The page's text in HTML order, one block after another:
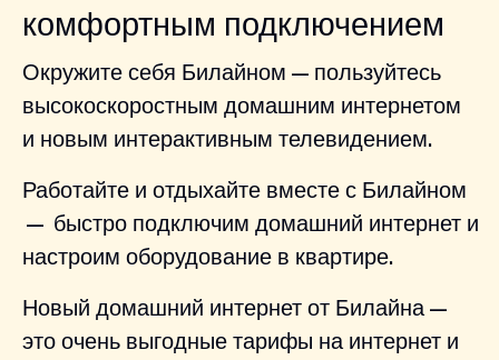
комфортным подключением
Окружите себя Билайном — пользуйтесь
высокоскоростным домашним интернетом
и новым интерактивным телевидением.
Работайте и отдыхайте вместе с Билайном
— быстро подключим домашний интернет и
настроим оборудование в квартире.
Новый домашний интернет от Билайна —
это очень выгодные тарифы на интернет и